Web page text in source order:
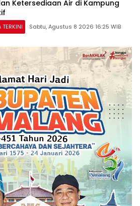
Ketersediaan Air di Kampung
TERKINI Sabtu, Agustus 8 2026 16:25 WIB